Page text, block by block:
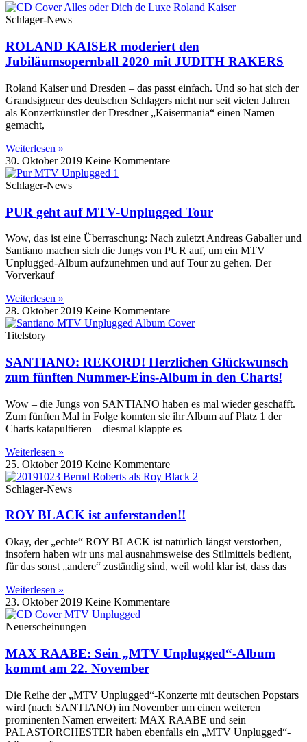
Schlager-News
ROLAND KAISER moderiert den
Jubiläumsopernball 2020 mit JUDITH RAKERS
Roland Kaiser und Dresden – das passt einfach. Und so hat sich der
Grandsigneur des deutschen Schlagers nicht nur seit vielen Jahren
als Konzertkünstler der Dresdner „Kaisermania“ einen Namen
gemacht,
Weiterlesen »
30. Oktober 2019 Keine Kommentare
Schlager-News
PUR geht auf MTV-Unplugged Tour
Wow, das ist eine Überraschung: Nach zuletzt Andreas Gabalier und
Santiano machen sich die Jungs von PUR auf, um ein MTV
Unplugged-Album aufzunehmen und auf Tour zu gehen. Der
Vorverkauf
Weiterlesen »
28. Oktober 2019 Keine Kommentare
Titelstory
SANTIANO: REKORD! Herzlichen Glückwunsch
zum fünften Nummer-Eins-Album in den Charts!
Wow – die Jungs von SANTIANO haben es mal wieder geschafft.
Zum fünften Mal in Folge konnten sie ihr Album auf Platz 1 der
Charts katapultieren – diesmal klappte es
Weiterlesen »
25. Oktober 2019 Keine Kommentare
Schlager-News
ROY BLACK ist auferstanden!!
Okay, der „echte“ ROY BLACK ist natürlich längst verstorben,
insofern haben wir uns mal ausnahmsweise des Stilmittels bedient,
für das sonst „andere“ zuständig sind, weil wohl klar ist, dass das
Weiterlesen »
23. Oktober 2019 Keine Kommentare
Neuerscheinungen
MAX RAABE: Sein „MTV Unplugged“-Album
kommt am 22. November
Die Reihe der „MTV Unplugged“-Konzerte mit deutschen Popstars
wird (nach SANTIANO) im November um einen weiteren
prominenten Namen erweitert: MAX RAABE und sein
PALASTORCHESTER haben ebenfalls ein „MTV Unplugged“-